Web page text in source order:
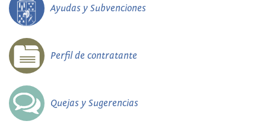
Ayudas y Subvenciones
Perfil de contratante
Quejas y Sugerencias